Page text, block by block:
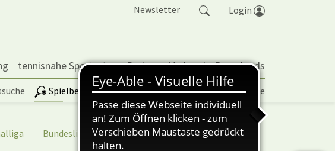
Newsletter Login
tennisnahe Sportarten Partner Verband Downloads
Spielbetrieb | TORP Vereinspokal Turniere
Bundesliga nuScore